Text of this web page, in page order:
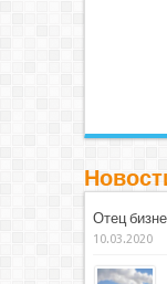
Отец
10.03.2020